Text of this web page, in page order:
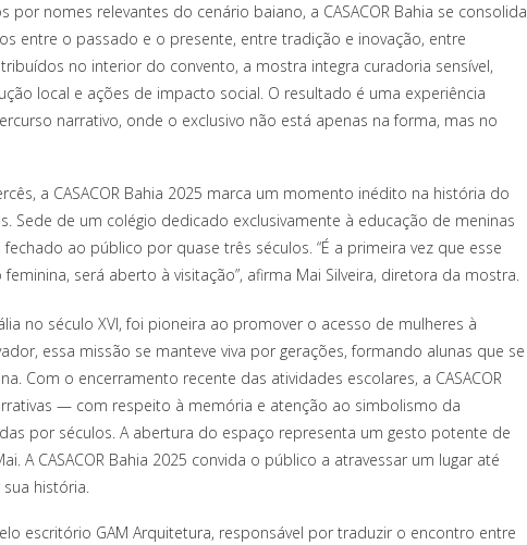
nomes relevantes do cenário baiano, a CASACOR Bahia se consolida
entre o passado e o presente, entre tradição e inovação, entre
no interior do convento, a mostra integra curadoria sensível,
local e ações de impacto social. O resultado é uma experiência
narrativo, onde o exclusivo não está apenas na forma, mas no
a CASACOR Bahia 2025 marca um momento inédito na história do
Sede de um colégio dedicado exclusivamente à educação de meninas
ao público por quase três séculos. “É a primeira vez que esse
será aberto à visitação”, afirma Mai Silveira, diretora da mostra.
no século XVI, foi pioneira ao promover o acesso de mulheres à
essa missão se manteve viva por gerações, formando alunas que se
Com o encerramento recente das atividades escolares, a CASACOR
— com respeito à memória e atenção ao simbolismo da
por séculos. A abertura do espaço representa um gesto potente de
A CASACOR Bahia 2025 convida o público a atravessar um lugar até
história.
escritório GAM Arquitetura, responsável por traduzir o encontro entre